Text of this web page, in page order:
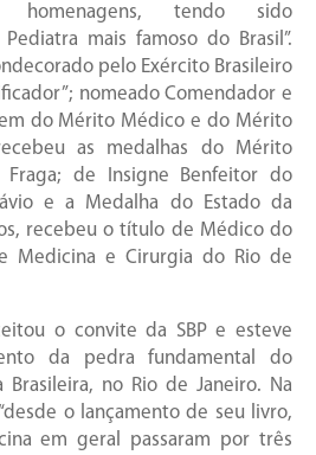
homenagens, tendo sido
mais famoso do Brasil”.
pelo Exército Brasileiro
nomeado Comendador e
do Mérito Médico e do Mérito
as medalhas do Mérito
Fraga; de Insigne Benfeitor do
e a Medalha do Estado da
recebeu o título de Médico do
Medicina e Cirurgia do Rio de
o convite da SBP e esteve
da pedra fundamental do
no Rio de Janeiro. Na
o lançamento de seu livro,
em geral passaram por três